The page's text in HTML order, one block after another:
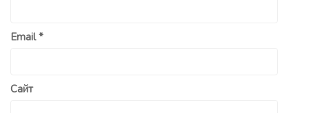
Email*
Сайт